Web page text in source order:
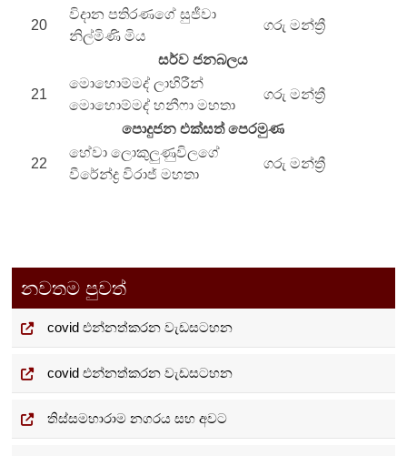
20
විදාන පතිරණගේ සුජීවා
නිල්මිණි මිය
ගරු මන්ත්‍රී
සර්ව ජනබලය
21
මොහොම්මද් ලාහිරීන්
මොහොම්මද් හනීෆා මහතා
ගරු මන්ත්‍රී
පොදුජන එක්සත් පෙරමුණ
22
හේවා ලොකුලුණුවිලගේ
වීරේන්ද්‍ර විරාජ් මහතා
ගරු මන්ත්‍රී
නවතම පුවත්
covid එන්නත්කරන වැඩසටහන
covid එන්නත්කරන වැඩසටහන
තිස්සමහාරාම නගරය සහ අවට